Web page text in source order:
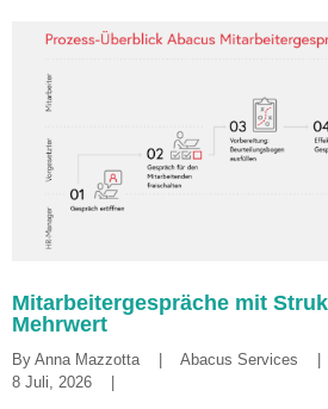
Mitarbeitergespräche mit
Mehrwert
By Anna Mazzotta Abacus Services
8 Juli, 2026